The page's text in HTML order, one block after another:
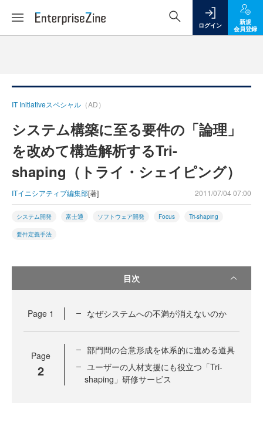
ログイン
新規
会員登録
IT Initiativeスペシャル （AD）
システム構築に至る要件の「論理」
を改めて構造解析するTri-
shaping（トライ・シェイピング）
ITイニシアティブ編集部[著] 2011/07/04 07:00
システム開発 富士通 ソフトウェア開発 Focus Tri-shaping
要件定義手法
目次
Page 1 なぜシステムへの不満が消えないのか
Page
2
部門間の合意形成を体系的に進める道具
ユーザーの人材支援にも役立つ「Tri-
shaping」研修サービス